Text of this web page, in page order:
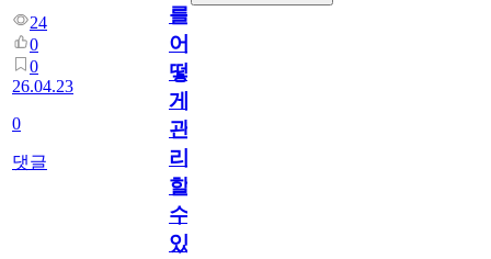
24
0
0
26.04.23
0
댓글
를
어
떻
게
관
리
할
수
있